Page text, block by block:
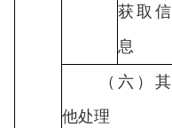
获取信
息
（六）其
他处理